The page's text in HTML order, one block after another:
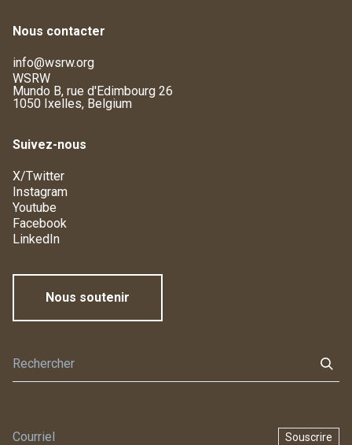
Nous contacter
info@wsrw.org
WSRW
Mundo B, rue d'Edimbourg 26
1050 Ixelles, Belgium
Suivez-nous
X/Twitter
Instagram
Youtube
Facebook
LinkedIn
Nous soutenir
Souscrire